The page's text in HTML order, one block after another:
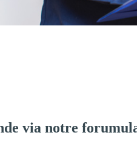
via notre